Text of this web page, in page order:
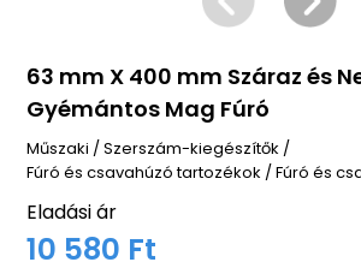
63 mm X 400 mm Száraz és
Gyémántos Mag Fúró
Műszaki /Szerszám-kiegészítők /
Fúró és csavahúzó tartozékok /Fúró és
Eladási ár
10 580 Ft